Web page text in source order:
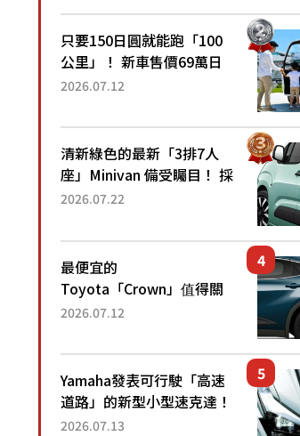
已陸續開始出口的新款
「B...
只要150日圓就能跑「100
公里」！ 新車售價69萬日
圓的「3人座」Trike大受歡
為何能迅速熱賣？
2026.07.12
清新綠色的最新「3排7人
座」Minivan 備受矚目！ 採
用全長4.7公尺剛剛好的車
還推出467萬元日圓起的5
人座版...
2026.07.22
最便宜的
Toyota「Crown」值得關
注！ 搭載4WD、每公升
眼！ 配備豐富、超越售價
水準，堪稱高CP值代表的
「...
2026.07.12
Yamaha發表可行駛「高速
道路」的新型小型速克達！
搭載能享受超強勁「渦輪
2026.07.13